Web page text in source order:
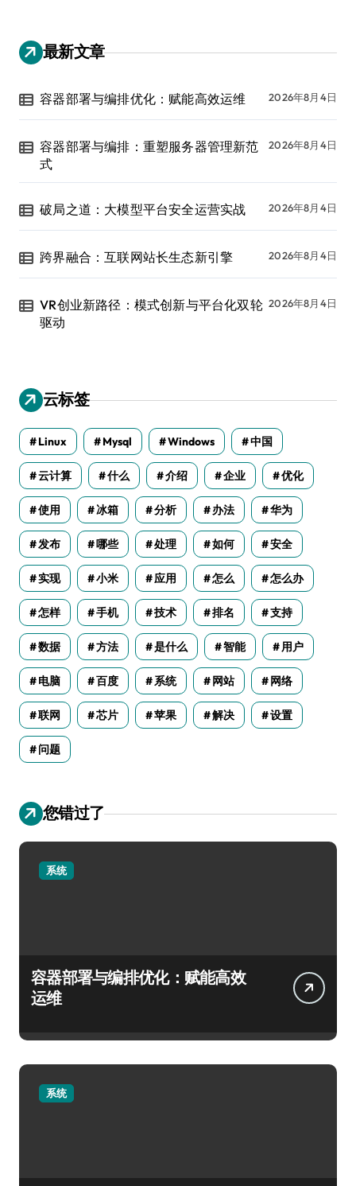
最新文章
容器部署与编排优化：赋能高效运维 2026年8月4日
容器部署与编排：重塑服务器管理新范
式
2026年8月4日
破局之道：大模型平台安全运营实战 2026年8月4日
跨界融合：互联网站长生态新引擎 2026年8月4日
VR创业新路径：模式创新与平台化双轮
驱动
2026年8月4日
云标签
Linux Mysql Windows 中国
云计算 什么 介绍 企业 优化
使用 冰箱 分析 办法 华为
发布 哪些 处理 如何 安全
实现 小米 应用 怎么 怎么办
怎样 手机 技术 排名 支持
数据 方法 是什么 智能 用户
电脑 百度 系统 网站 网络
联网 芯片 苹果 解决 设置
问题
您错过了
系统
容器部署与编排优化：赋能高效
运维
系统